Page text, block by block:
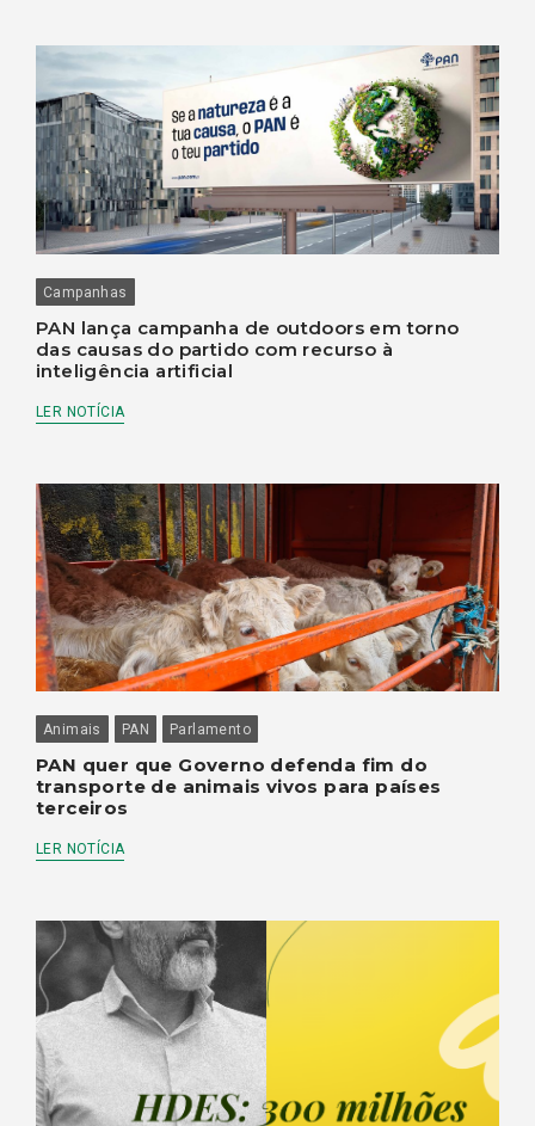
Campanhas
PAN lança campanha de outdoors em torno
das causas do partido com recurso à
inteligência artificial
LER NOTÍCIA
Animais PAN Parlamento
PAN quer que Governo defenda fim do
transporte de animais vivos para países
terceiros
LER NOTÍCIA